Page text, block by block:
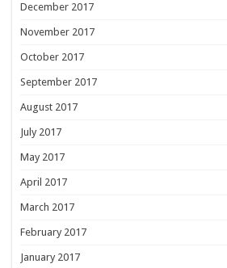
December 2017
November 2017
October 2017
September 2017
August 2017
July 2017
May 2017
April 2017
March 2017
February 2017
January 2017